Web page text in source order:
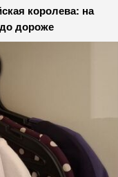
королева: на
дороже